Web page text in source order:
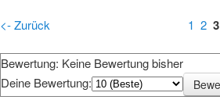
<- Zurück 1 2 3
Bewertung: Keine Bewertung bisher
Deine Bewertung: